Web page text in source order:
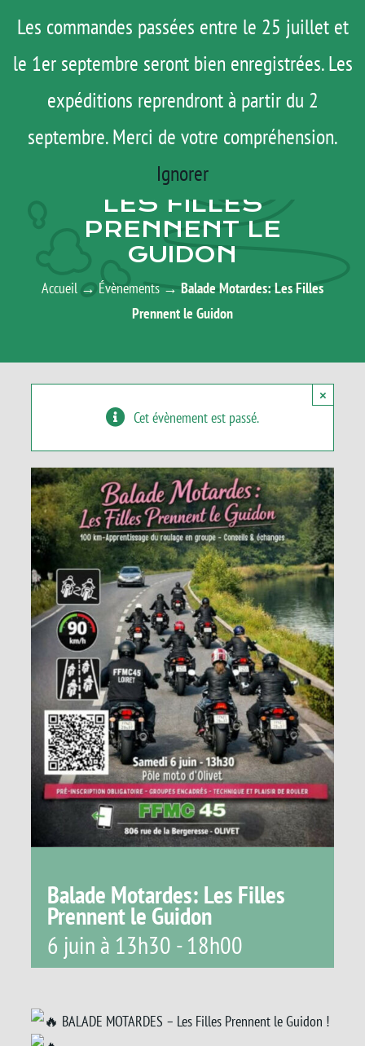
Les commandes passées entre le 25 juillet et
le 1er septembre seront bien enregistrées. Les
expéditions reprendront à partir du 2
septembre. Merci de votre compréhension.
Ignorer
contenu
Menu
ROAD TRIP
ACTUS
TESTS
Rechercher:
Panier
AGENDA
BALADE MOTARDES:
LES FILLES
PRENNENT LE
GUIDON
Accueil → Évènements → Balade Motardes: Les Filles
Prennent le Guidon
Cet évènement est passé.
×
Balade Motardes: Les Filles
Prennent le Guidon
6 juin à 13h30 -18h00
BALADE MOTARDES – Les Filles Prennent le Guidon !